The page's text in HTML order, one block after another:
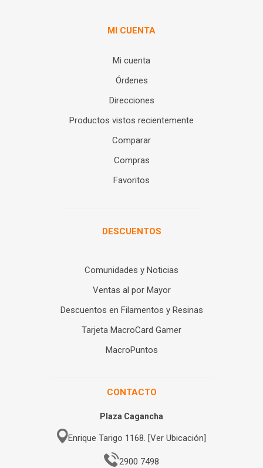
MI CUENTA
Mi cuenta
Órdenes
Direcciones
Productos vistos recientemente
Comparar
Compras
Favoritos
DESCUENTOS
Comunidades y Noticias
Ventas al por Mayor
Descuentos en Filamentos y Resinas
Tarjeta MacroCard Gamer
MacroPuntos
CONTACTO
Plaza Cagancha
Enrique Tarigo 1168. [Ver Ubicación]
2900 7498